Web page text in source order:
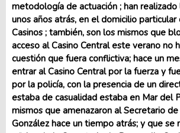
metodología de actuación ; han realizado
unos años atrás, en el domicilio
Casinos ; también, son los mismos que
acceso al Casino Central este verano no
cuestión que fuera conflictiva; hace un
entrar al Casino Central por la fuerza y
por la policía, con la presencia de un
estaba de casualidad estaba en Mar del
mismos que amenazaron al Secretario de
González hace un tiempo atrás; y que se